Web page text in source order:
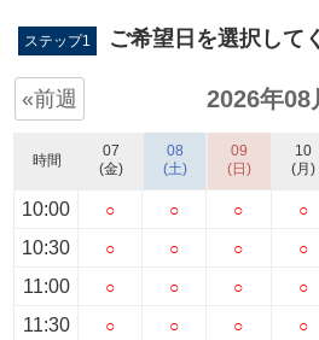
ステップ1 ご希望日を選択して
«前週 2026年08
時間
10:00
10:30
11:00
11:30
07
(金)
○
○
○
○
08
(土)
○
○
○
○
09
(日)
○
○
○
○
10
(月)
○
○
○
○